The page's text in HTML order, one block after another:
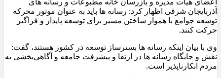
آذربایجان شرقی اظهار کرد: رسانه ها باید به عنوان موتور محرکه
توسعه جوامع با هموار ساختن مسیر برای توسعه پایدار و فراگیر
حرکت کنند.
وی با بیان اینکه رسانه ها بسترساز توسعه در کشور هستند، گفت:
نقش و جایگاه رسانه ها در ارتقا و پیشرفت جامعه و آگاهی‌بخشی به
مردم انکارناپذیر است.